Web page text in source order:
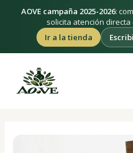
AOVE campaña 2025-2026:
solicita atención directa
Ir a la tienda
contenido
de
entradas